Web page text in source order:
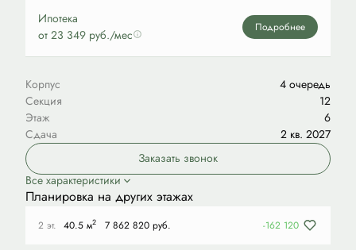
Ипотека
от 23 349 руб./мес
Подробнее
Корпус
4 очередь
Секция
12
Этаж
6
Сдача
2 кв. 2027
Заказать звонок
Все характеристики
Планировка на других этажах
2 эт. 40.5 м2 7 862 820 руб. -162 120